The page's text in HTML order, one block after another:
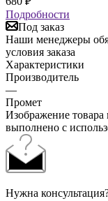
Подробности
Под заказ
Наши менеджеры
условия заказа
Характеристики
Производитель
—
Промет
Изображение товара
выполнено с
Нужна